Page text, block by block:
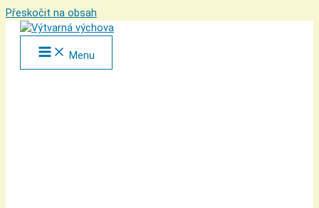
Přeskočit na obsah
Menu